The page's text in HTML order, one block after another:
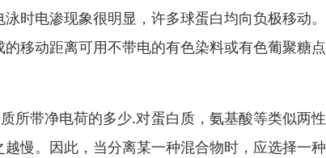
时电渗现象很明显，许多球蛋白均向负极移动
移动距离可用不带电的有色染料或有色葡聚糖
所带净电荷的多少.对蛋白质，氨基酸等类似两
慢。因此，当分离某一种混合物时，应选择一